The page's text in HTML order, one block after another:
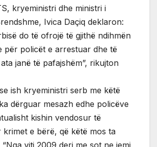
kryeministri dhe ministri i
Ivica Daçiq deklaron:
do të ofrojë të gjithë ndihmën
për policët e arrestuar dhe të
janë të pafajshëm”, rikujton
ish kryeministri serb me këtë
dërguar mesazh edhe policëve
kishin vendosur të
e bërë, që këtë mos ta
viti 2009 deri me sot ne jemi